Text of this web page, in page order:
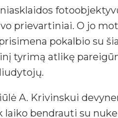
prievartiniai. O jo
pokalbio su
tyrimą atlikę
A. Krivinskui
laiko bendrauti su